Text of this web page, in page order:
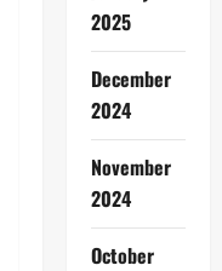
2025
December
2024
November
2024
October